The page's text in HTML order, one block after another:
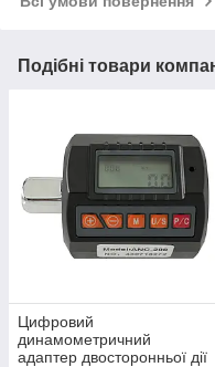
Подібні товари
Цифровий
динамометричний
адаптер двосторонньої дії